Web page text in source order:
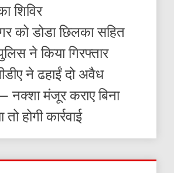
शिविर
को डोडा छिलका सहित
ने किया गिरफ्तार
ने ढहाईं दो अवैध
नक्शा मंजूर कराए बिना
तो होगी कार्रवाई